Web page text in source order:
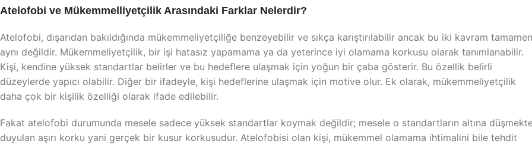
Atelofobi ve Mükemmelliyetçilik Arasındaki Farklar Nelerdir?
Atelofobi, dışarıdan bakıldığında mükemmeliyetçiliğe benzeyebilir ve sıkça karıştırılabilir ancak bu iki kavram tamamen
aynı değildir. Mükemmeliyetçilik, bir işi hatasız yapamama ya da yeterince iyi olamama korkusu olarak tanımlanabilir.
Kişi, kendine yüksek standartlar belirler ve bu hedeflere ulaşmak için yoğun bir çaba gösterir. Bu özellik belirli
düzeylerde yapıcı olabilir. Diğer bir ifadeyle, kişi hedeflerine ulaşmak için motive olur. Ek olarak, mükemmeliyetçilik
daha çok bir kişilik özelliği olarak ifade edilebilir.
Fakat atelofobi durumunda mesele sadece yüksek standartlar koymak değildir; mesele o standartların altına
duyulan aşırı korku yani gerçek bir kusur korkusudur. Atelofobisi olan kişi, mükemmel olamama ihtimalini bile tehdit